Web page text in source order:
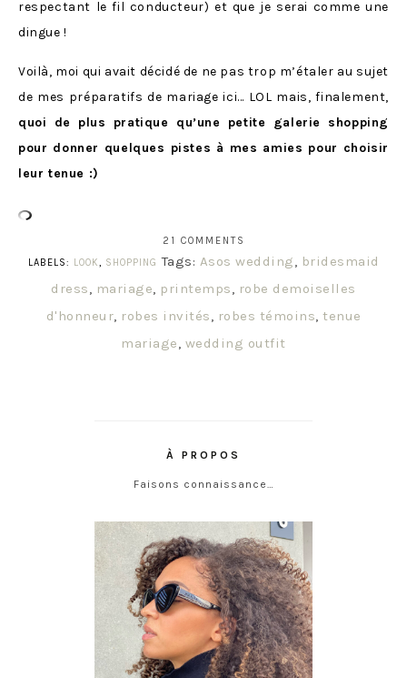
respectant le fil conducteur) et que je serai comme une
dingue !
Voilà, moi qui avait décidé de ne pas trop m’étaler au sujet
de mes préparatifs de mariage ici… LOL mais, finalement,
quoi de plus pratique qu’une petite galerie shopping
pour donner quelques pistes à mes amies pour choisir
leur tenue :)
21 COMMENTS
LABELS:
LOOK, SHOPPING Tags: Asos wedding, bridesmaid
dress, mariage, printemps, robe demoiselles
d'honneur, robes invités, robes témoins, tenue
mariage, wedding outfit
À PROPOS
Faisons connaissance…